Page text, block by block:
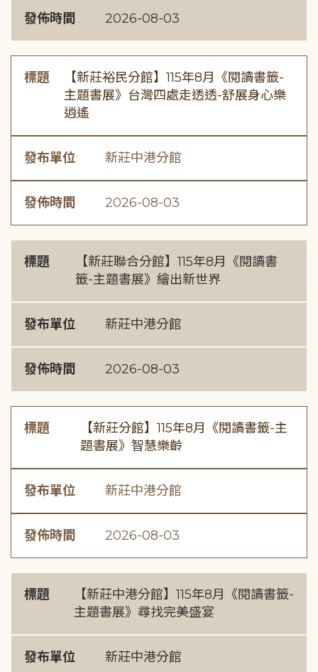
發佈時間 2026-08-03
標題
【新莊裕民分館】115年8月《閱讀書籤-
主題書展》台灣四處走透透-舒展身心樂
逍遙
發布單位 新莊中港分館
發佈時間 2026-08-03
標題
【新莊聯合分館】115年8月《閱讀書
籤-主題書展》繪出新世界
發布單位 新莊中港分館
發佈時間 2026-08-03
標題
【新莊分館】115年8月《閱讀書籤-主
題書展》智慧樂齡
發布單位 新莊中港分館
發佈時間 2026-08-03
標題
【新莊中港分館】115年8月《閱讀書籤-
主題書展》尋找完美盛宴
發布單位 新莊中港分館